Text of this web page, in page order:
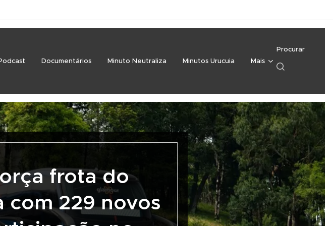
Documentários Minuto Neutraliza Minutos Urucuia Mais
Procurar
frota do
com 229 novos